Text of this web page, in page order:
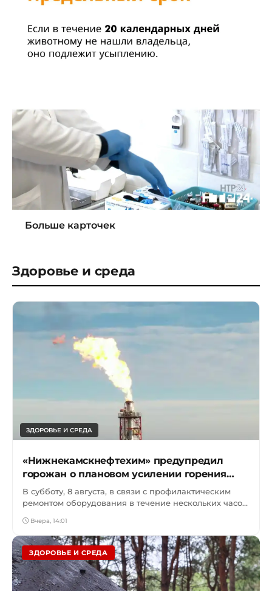
Больше карточек
Здоровье и среда
ЗДОРОВЬЕ И СРЕДА
«Нижнекамскнефтехим» предупредил
горожан о плановом усилении горения
факела
В субботу, 8 августа, в связи с профилактическим
ремонтом оборудования в течение нескольких часов
Вчера, 14:01
ЗДОРОВЬЕ И СРЕДА